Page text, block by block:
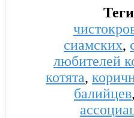
сиамских,
любителей
котята,
балийцев,